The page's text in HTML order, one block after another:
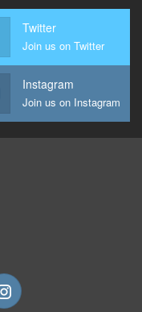
Twitter
Join us on Twitter
Instagram
Join us on Instagram